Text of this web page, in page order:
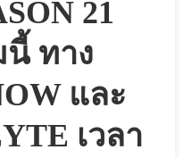
21
นี้ ทาง
และ
เวลา